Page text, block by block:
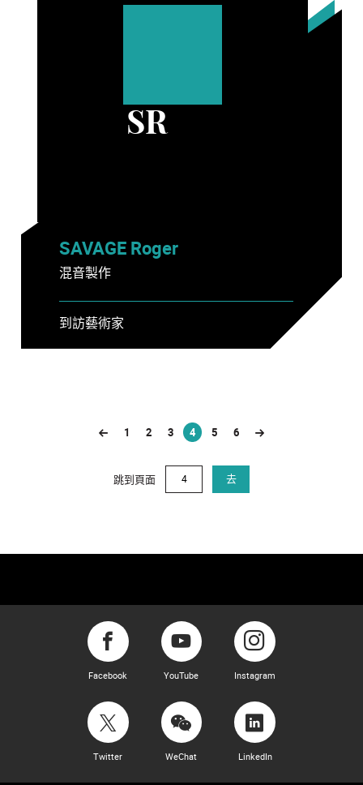
SR
SAVAGE Roger
混音製作
到訪藝術家
1 2 3 4
(current)
5 6
跳到頁面 去
Facebook YouTube Instagram
Twitter WeChat LinkedIn